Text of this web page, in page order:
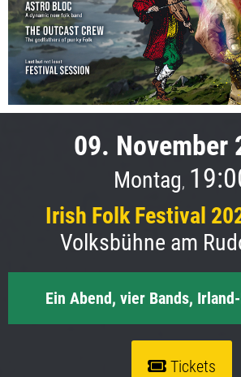
09. November
Montag,
Irish Folk Festival
Volksbühne am
Ein Abend, vier Bands,
Tickets